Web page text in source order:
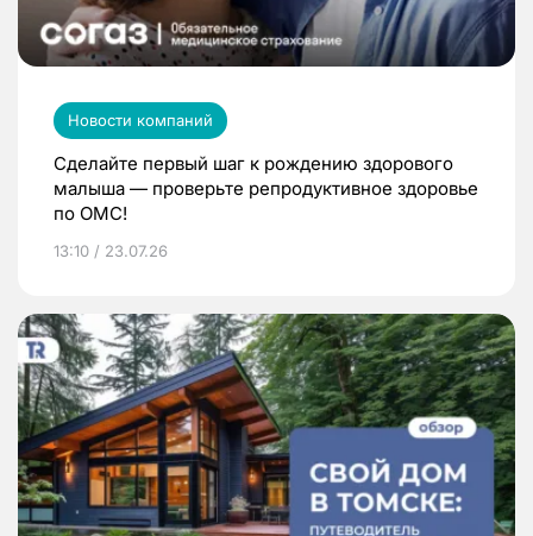
Новости компаний
Сделайте первый шаг к рождению здорового
малыша — проверьте репродуктивное здоровье
по ОМС!
13:10 / 23.07.26